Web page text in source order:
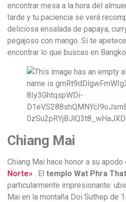
encontrar mesa a la hora del
tarde y tu paciencia se verá
deliciosa ensalada de papaya,
pegajoso con mango. Si te
encontrar lo que buscas en
Chiang Mai
Chiang Mai hace honor a su apodo
Norte» . El templo Wat Phra
particularmente impresionante:
Mai en la montaña Doi Suthep de